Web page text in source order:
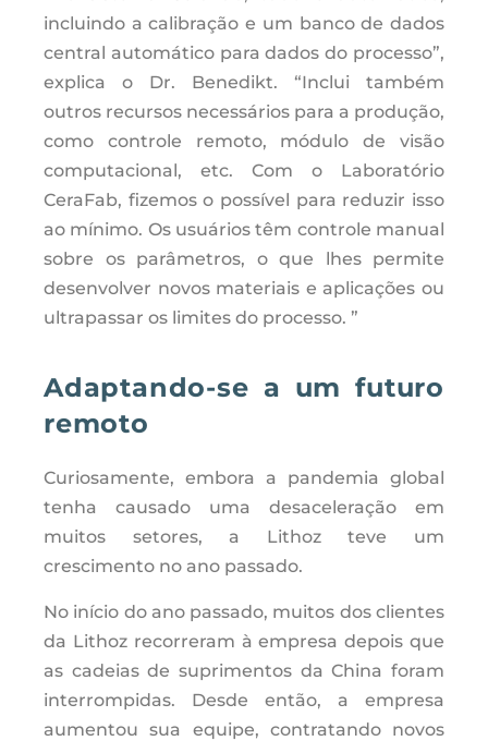
incluindo a calibração e um banco de dados
central automático para dados do processo”,
explica o Dr. Benedikt. “Inclui também
outros recursos necessários para a produção,
como controle remoto, módulo de visão
computacional, etc. Com o Laboratório
CeraFab, fizemos o possível para reduzir isso
ao mínimo. Os usuários têm controle manual
sobre os parâmetros, o que lhes permite
desenvolver novos materiais e aplicações ou
ultrapassar os limites do processo. ”
Adaptando-se a um futuro
remoto
Curiosamente, embora a pandemia global
tenha causado uma desaceleração em
muitos setores, a Lithoz teve um
crescimento no ano passado.
No início do ano passado, muitos dos clientes
da Lithoz recorreram à empresa depois que
as cadeias de suprimentos da China foram
interrompidas. Desde então, a empresa
aumentou sua equipe, contratando novos